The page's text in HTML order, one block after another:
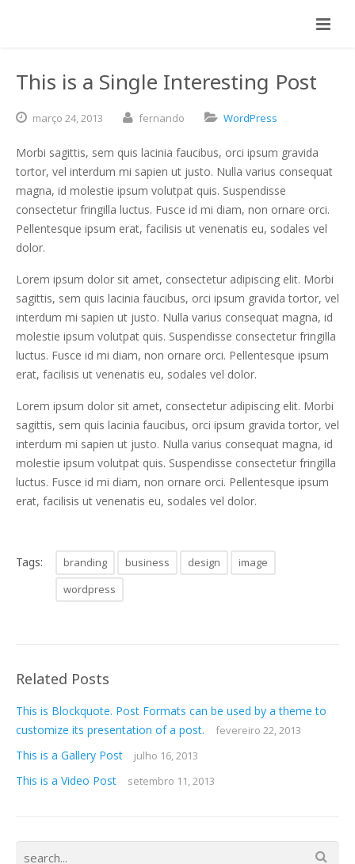
This is a Single Interesting Post
março 24,2013 fernando WordPress
Morbi sagittis, sem quis lacinia faucibus, orci ipsum gravida
tortor, vel interdum mi sapien ut justo. Nulla varius consequat
magna, id molestie ipsum volutpat quis. Suspendisse
consectetur fringilla luctus. Fusce id mi diam, non ornare orci.
Pellentesque ipsum erat, facilisis ut venenatis eu, sodales vel
dolor.
Lorem ipsum dolor sit amet, consectetur adipiscing elit. Morbi
sagittis, sem quis lacinia faucibus, orci ipsum gravida tortor, vel
interdum mi sapien ut justo. Nulla varius consequat magna, id
molestie ipsum volutpat quis. Suspendisse consectetur fringilla
luctus. Fusce id mi diam, non ornare orci. Pellentesque ipsum
erat, facilisis ut venenatis eu, sodales vel dolor.
Lorem ipsum dolor sit amet, consectetur adipiscing elit. Morbi
sagittis, sem quis lacinia faucibus, orci ipsum gravida tortor, vel
interdum mi sapien ut justo. Nulla varius consequat magna, id
molestie ipsum volutpat quis. Suspendisse consectetur fringilla
luctus. Fusce id mi diam, non ornare orci. Pellentesque ipsum
erat, facilisis ut venenatis eu, sodales vel dolor.
Tags: branding business design
image
wordpress
Related Posts
This is Blockquote. Post Formats can be used by a theme to
customize its presentation of a post.
fevereiro 22, 2013
This is a Gallery Post julho 16, 2013
This is a Video Post setembro 11, 2013